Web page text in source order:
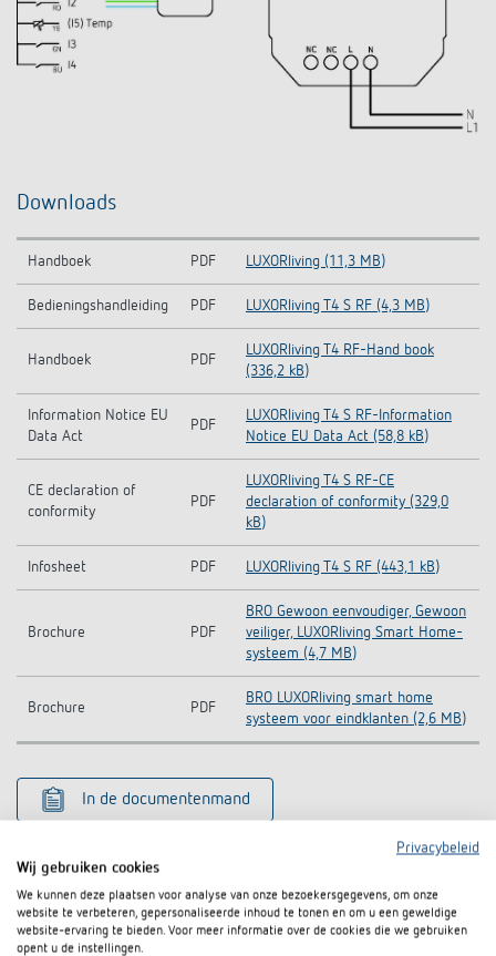
Downloads
Handboek PDF LUXORliving (11,3 MB)
Bedieningshandleiding PDF LUXORliving T4 S RF (4,3 MB)
Handboek PDF
LUXORliving T4 RF-Hand book
(336,2 kB)
Information Notice EU
Data Act
PDF
LUXORliving T4 S RF-Information
Notice EU Data Act (58,8 kB)
CE declaration of
conformity
PDF
LUXORliving T4 S RF-CE
declaration of conformity (329,0
kB)
Infosheet PDF LUXORliving T4 S RF (443,1 kB)
Brochure PDF
BRO Gewoon eenvoudiger, Gewoon
veiliger, LUXORliving Smart Home-
systeem (4,7 MB)
Brochure PDF
BRO LUXORliving smart home
systeem voor eindklanten (2,6 MB)
In de documentenmand
Accessoires
Privacybeleid
Wij gebruiken cookies
We kunnen deze plaatsen voor analyse van onze bezoekersgegevens, om onze
website te verbeteren, gepersonaliseerde inhoud te tonen en om u een geweldige
website-ervaring te bieden. Voor meer informatie over de cookies die we gebruiken
opent u de instellingen.